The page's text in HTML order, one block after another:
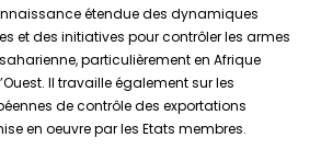
étendue des dynamiques
et des initiatives pour contrôler les armes
particulièrement en Afrique
Il travaille également sur les
de contrôle des exportations
en oeuvre par les Etats membres.